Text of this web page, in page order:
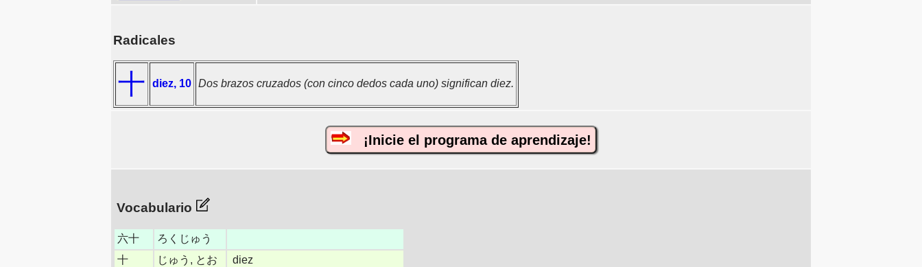
Radicales
十 diez, 10 Dos brazos cruzados (con cinco dedos cada uno) significan diez.
¡Inicie el programa de aprendizaje!
Vocabulario
六十
ろくじゅう
十
じゅう, とお
diez